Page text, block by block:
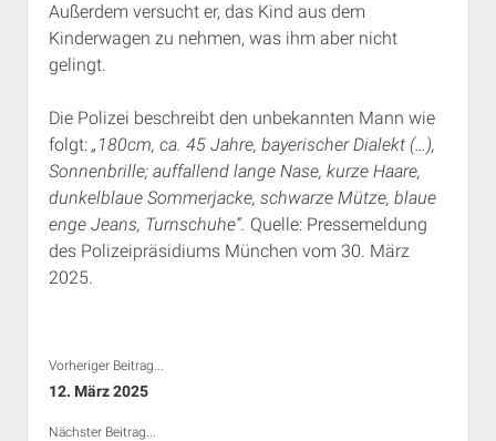
Bibliothek
Außerdem versucht er, das Kind aus dem
Kinderwagen zu nehmen, was ihm aber nicht
gelingt.
Die Polizei beschreibt den unbekannten Mann wie
folgt: „180cm, ca. 45 Jahre, bayerischer Dialekt (…),
Sonnenbrille; auffallend lange Nase, kurze Haare,
dunkelblaue Sommerjacke, schwarze Mütze, blaue
enge Jeans, Turnschuhe“. Quelle: Pressemeldung
des Polizeipräsidiums München vom 30. März
2025.
Vorheriger Beitrag...
12. März 2025
Nächster Beitrag...